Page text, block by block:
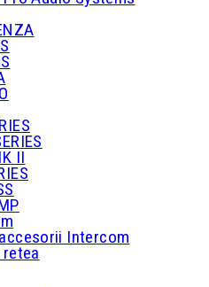
II
Intercom